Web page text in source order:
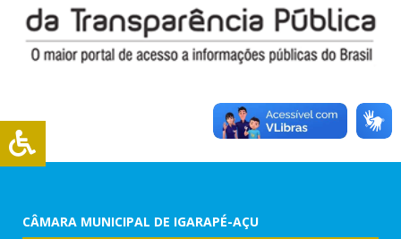
CÂMARA MUNICIPAL DE IGARAPÉ-AÇU